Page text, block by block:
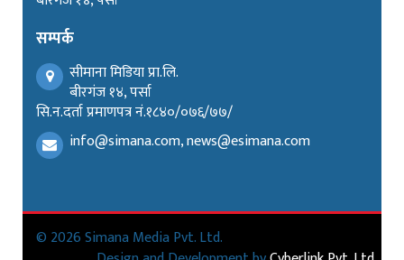
सम्पर्क
सीमाना मिडिया प्रा.लि.
बीरगंज १४, पर्सा
सि.न.दर्ता प्रमाणपत्र नं.१८४०/०७६/७७/
info@simana.com, news@esimana.com
© 2026 Simana Media Pvt. Ltd.